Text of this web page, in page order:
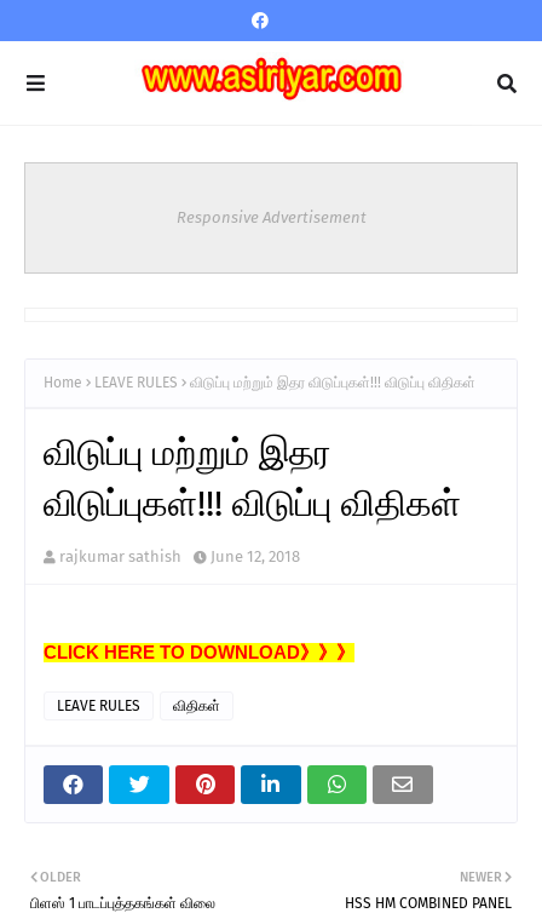
Responsive Advertisement
Home LEAVE RULES விடுப்பு மற்றும் இதர விடுப்புகள்!!! விடுப்பு விதிகள்
விடுப்பு மற்றும் இதர
விடுப்புகள்!!! விடுப்பு விதிகள்
rajkumar sathish June 12, 2018
CLICK HERE TO DOWNLOAD》》》
LEAVE RULES விதிகள்
NEWER
HSS HM COMBINED PANEL
OLDER
பிளஸ் 1 பாடப்புத்தகங்கள் விலை